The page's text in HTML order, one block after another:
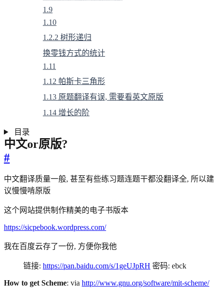
1.9
1.10
1.2.2 树形递归
换零钱方式的统计
1.11
1.12 帕斯卡三角形
1.13 原题翻译有误, 需要看英文原版
1.14 增长的阶
目录
中文or原版?
#
中文翻译质量一般, 甚至有些练习题连题干都没翻译全, 所以建
议慢慢啃原版
这个网站提供制作精美的电子书版本
https://sicpebook.wordpress.com/
我在百度云存了一份, 方便你我他
链接: https://pan.baidu.com/s/1geUJpRH 密码: ebck
How to get Scheme: via http://www.gnu.org/software/mit-scheme/